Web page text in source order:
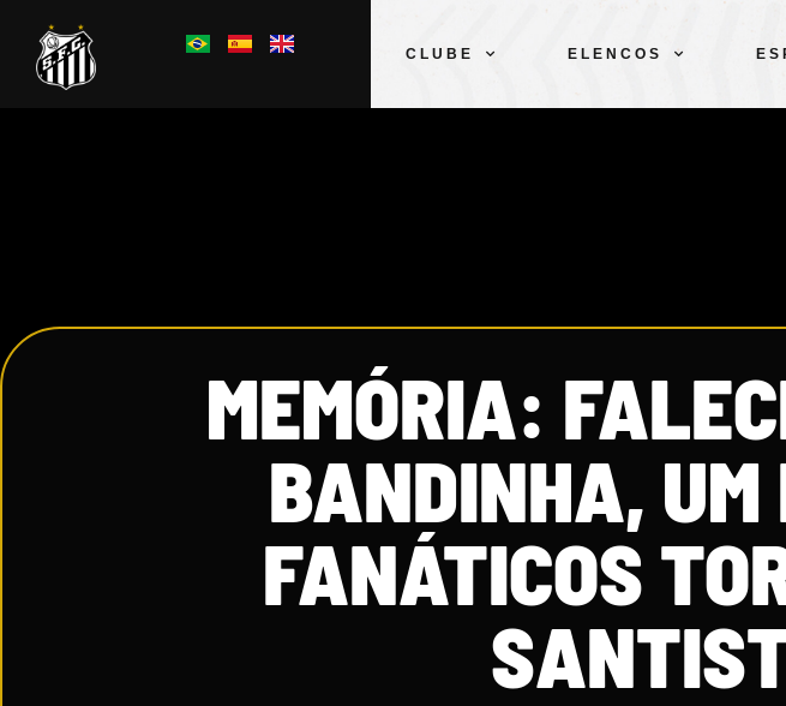
CLUBE ELENCOS
MEMÓRIA:
BANDINHA, UM
FANÁTICOS